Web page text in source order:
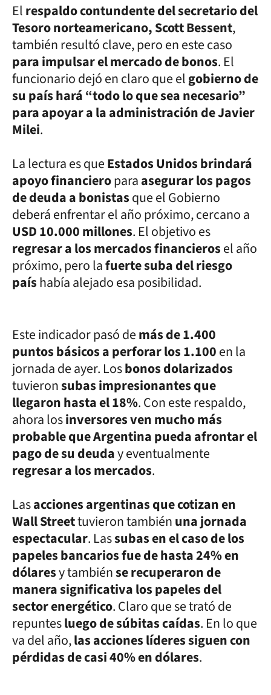
Elrespaldo contundente del secretario del
Tesoro norteamericano, Scott Bessent,
también resultó clave, pero en este caso
para impulsar el mercado de bonos. El
funcionario dejó en claro que elgobierno de
su país hará “todo lo que sea necesario”
para apoyar a la administración de Javier
Milei.
La lectura es queEstados Unidos brindará
apoyo financieroparaasegurar los pagos
de deuda a bonistasque el Gobierno
deberá enfrentar el año próximo, cercano a
USD 10.000 millones. El objetivo es
regresar a los mercados financierosel año
próximo, pero lafuerte suba del riesgo
paíshabía alejado esa posibilidad.
Este indicador pasó demás de 1.400
puntos básicos a perforar los 1.100en la
jornada de ayer. Losbonos dolarizados
tuvieronsubas impresionantes que
llegaron hasta el 18%. Con este respaldo,
ahora losinversores ven mucho más
probable que Argentina pueda afrontar el
pago de su deuday eventualmente
regresar a los mercados.
Lasacciones argentinas que cotizan en
Wall Streettuvieron tambiénuna jornada
espectacular. Lassubas en el caso de los
papeles bancarios fue de hasta 24% en
dólaresy tambiénse recuperaron de
manera significativa los papeles del
sector energético. Claro que se trató de
repuntesluego de súbitas caídas. En lo que
va del año,las acciones líderes siguen con
pérdidas de casi 40% en dólares.